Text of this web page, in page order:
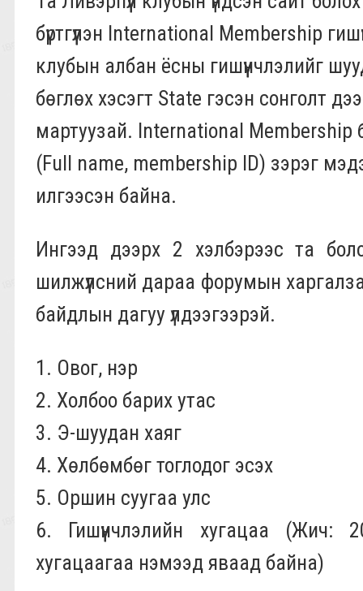
бүртгүүлэн International Membershiр
клубын албан ёсны гишүүнчлэлийг
бөглөх хэсэгт State гэсэн сонголт
мартуузай. International Membershiр
(Full name, membership ID) зэрэг
илгээсэн байна.
Ингээд дээрх 2 хэлбэрээс та
шилжүүлсний дараа форумын
байдлын дагуу үлдээгээрэй.
1. Овог, нэр
2. Холбоо барих утас
3. Э-шуудан хаяг
4. Хөлбөмбөг тоглодог эсэх
5. Оршин суугаа улс
6. Гишүүнчлэлийн хугацаа (Жич:
хугацаагаа нэмээд яваад байна)